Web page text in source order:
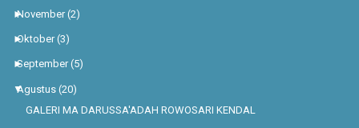
►
November (2)
►
Oktober (3)
►
September (5)
▼
Agustus (20)
GALERI MA DARUSSA'ADAH ROWOSARI KENDAL